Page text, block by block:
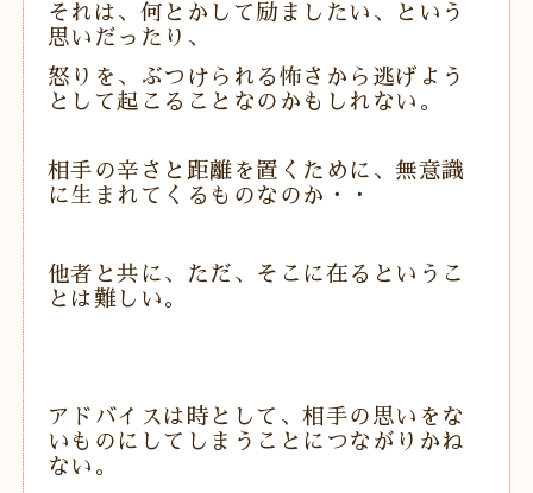
それは、何とかして励ましたい、という
思いだったり、
怒りを、ぶつけられる怖さから逃げよう
として起こることなのかもしれない。
相手の辛さと距離を置くために、無意識
に生まれてくるものなのか・・
他者と共に、ただ、そこに在るというこ
とは難しい。
アドバイスは時として、相手の思いをな
いものにしてしまうことにつながりかね
ない。